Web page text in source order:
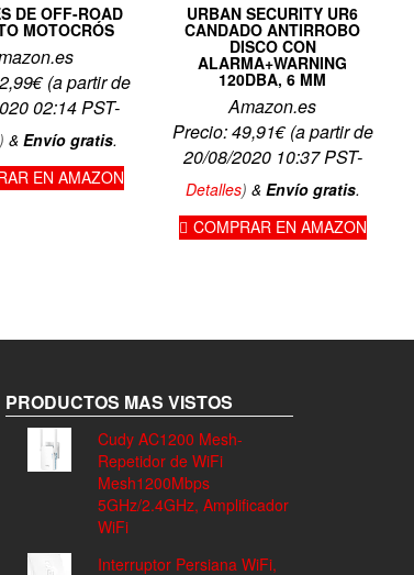
DE OFF-ROAD
MOTOCRÓS
€(a partir de
02:14 PST-
& Envío gratis.
EN AMAZON
URBAN SECURITY UR6
CANDADO ANTIRROBO
DISCO CON
ALARMA+WARNING
120DBA, 6 MM
Amazon.es
Precio:49,91€(a partir de
20/08/2020 10:37 PST-
Detalles) & Envío gratis.
COMPRAR EN AMAZON
PRODUCTOS MAS VISTOS
Cudy AC1200 Mesh-
Repetidor de WiFi
Mesh1200Mbps
5GHz/2.4GHz, Amplificador
WiFi
Interruptor Persiana WiFi,